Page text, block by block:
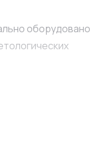
оборудовано
000 рублей